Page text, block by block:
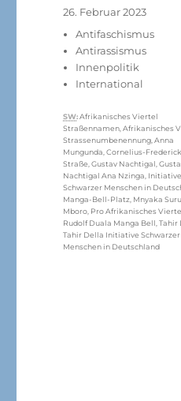
Veröffentlicht
26. Februar 2023
Kategorien
Antifaschismus
Antirassismus
Innenpolitik
International
Schlagwörter
SW:Afrikanisches Viertel
Straßennamen ,Afrikanisches
Strassenumbenennung ,Anna
Mungunda ,Cornelius-
Straße ,Gustav Nachtigal ,
Nachtigal Ana Nzinga Initiative
Schwarzer Menschen in
Manga-Bell-Platz Mnyaka
Mboro Pro Afrikanisches
Rudolf Duala Manga Bell ,Tahir
Tahir Della Initiative Schwarzer
Menschen in Deutschland